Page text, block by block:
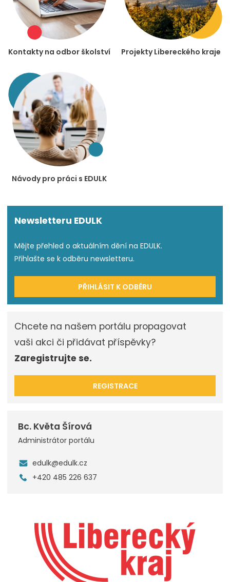
Kontakty na odbor školství Projekty Libereckého kraje
Návody pro práci s EDULK
Newsletteru EDULK
Mějte přehled o aktuálním dění na EDULK.
Přihlašte se k odběru newsletteru.
PŘIHLÁSIT K ODBĚRU
Chcete na našem portálu propagovat
vaši akci či přidávat příspěvky?
Zaregistrujte se.
REGISTRACE
Bc. Květa Šírová
Administrátor portálu
edulk@edulk.cz
+420 485 226 637